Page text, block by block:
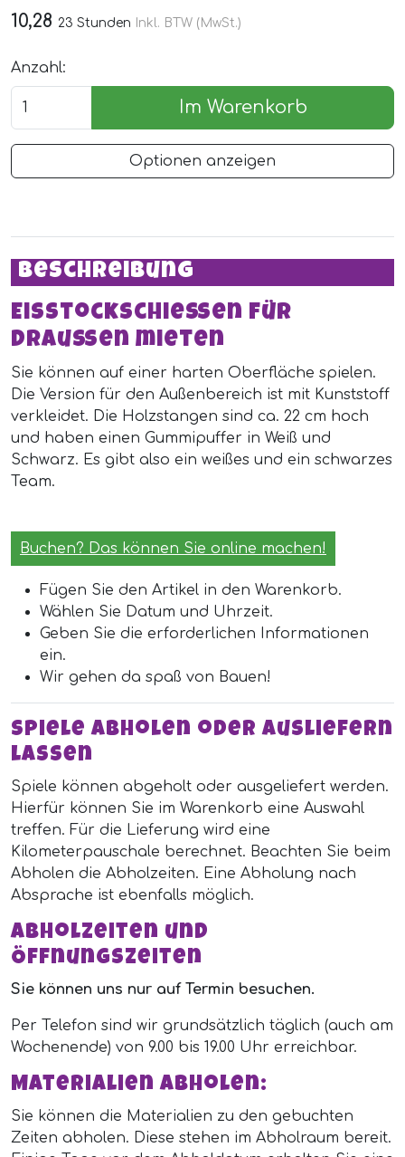
10,28 23 Stunden Inkl. BTW (MwSt.)
Anzahl:
Im Warenkorb
Optionen anzeigen
Beschreibung
Eisstockschießen für
draußen mieten
Sie können auf einer harten Oberfläche spielen.
Die Version für den Außenbereich ist mit Kunststoff
verkleidet. Die Holzstangen sind ca. 22 cm hoch
und haben einen Gummipuffer in Weiß und
Schwarz. Es gibt also ein weißes und ein schwarzes
Team.
Buchen? Das können Sie online machen!
Fügen Sie den Artikel in den Warenkorb.
Wählen Sie Datum und Uhrzeit.
Geben Sie die erforderlichen Informationen
ein.
Wir gehen da spaß von Bauen!
Spiele abholen oder ausliefern
lassen
Spiele können abgeholt oder ausgeliefert werden.
Hierfür können Sie im Warenkorb eine Auswahl
treffen. Für die Lieferung wird eine
Kilometerpauschale berechnet. Beachten Sie beim
Abholen die Abholzeiten. Eine Abholung nach
Absprache ist ebenfalls möglich.
Abholzeiten und
Öffnungszeiten
Sie können uns nur auf Termin besuchen.
Per Telefon sind wir grundsätzlich täglich (auch am
Wochenende) von 9.00 bis 19.00 Uhr erreichbar.
Materialien abholen:
Sie können die Materialien zu den gebuchten
Zeiten abholen. Diese stehen im Abholraum bereit.